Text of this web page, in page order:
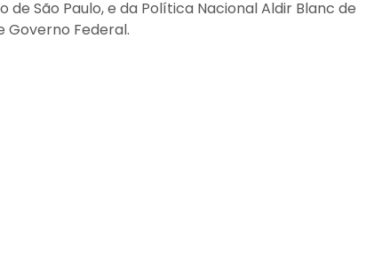
São Paulo, e da Política Nacional Aldir Blanc de
Governo Federal.